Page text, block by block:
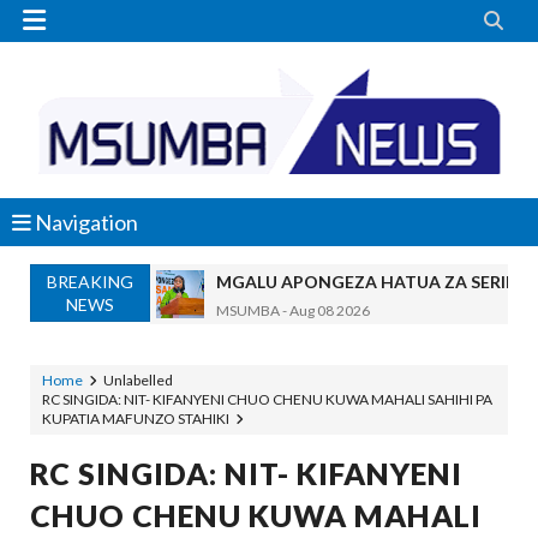
 
Navigation
BREAKING
NEWS
MGALU APONGEZA HATUA ZA
MSUMBA-Aug 08 2026
TBS Yaendelea Kutoa Elimu Ya
UVCCM Moshi Vijijini Yaikaribisha
MSUMBA Aug 08 2026
WRRB YAJA NA UBUNIFU KWENYE ZAO LA
Home
Unlabelled
RC SINGIDA: NIT- KIFANYENI CHUO CHENU KUWA MAHALI SAHIHI PA
KUPATIA MAFUNZO STAHIKI
RC SINGIDA: NIT- KIFANYENI
CHUO CHENU KUWA MAHALI